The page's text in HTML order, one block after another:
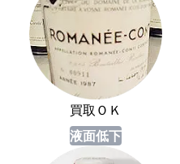
買取ＯＫ
液面低下